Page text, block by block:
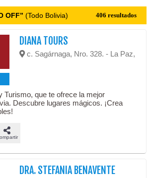
OFF” (Todo Bolivia) 406 resultados
DIANA TOURS
c. Sagárnaga, Nro. 328. - La Paz,
Turismo, que te ofrece la mejor
Descubre lugares mágicos. ¡Crea
DRA. STEFANIA BENAVENTE